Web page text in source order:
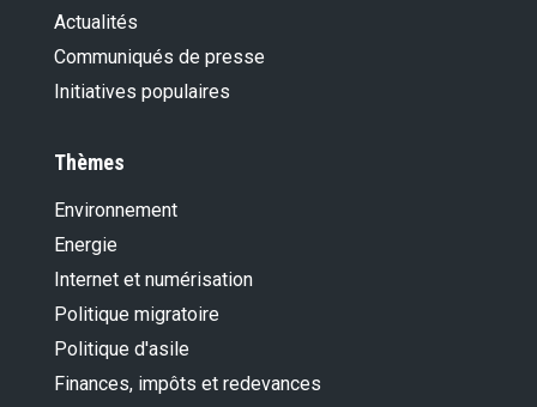
Actualités
Communiqués de presse
Initiatives populaires
Thèmes
Environnement
Energie
Internet et numérisation
Politique migratoire
Politique d'asile
Finances, impôts et redevances